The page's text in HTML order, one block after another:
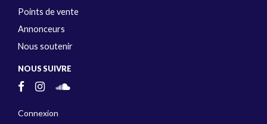
Points de vente
Annonceurs
Nous soutenir
NOUS SUIVRE
Connexion